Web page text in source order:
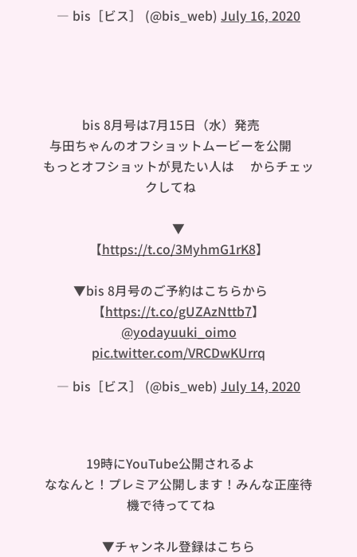
— bis［ビス］ (@bis_web) July 16, 2020
bis 8月号は7月15日（水）発売🐝
与田ちゃんのオフショットムービーを公開🐼
もっとオフショットが見たい人は👇からチェッ
クしてね❤︎
▼
【https://t.co/3MyhmG1rK8】
▼bis 8月号のご予約はこちらから❤️
【https://t.co/gUZAzNttb7】
@yodayuuki_oimo
pic.twitter.com/VRCDwKUrrq
— bis［ビス］ (@bis_web) July 14, 2020
19時にYouTube公開されるよ🥺
ななんと！プレミア公開します！みんな正座待
機で待っててね✨
▼チャンネル登録はこちら